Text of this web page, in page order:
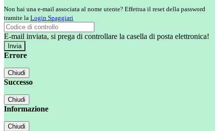
Non hai una e-mail associata al nome utente? Effettua il reset della password
tramite la Login Spaggiari
E-mail inviata, si prega di controllare la casella di posta elettronica!
Errore
Chiudi
Successo
Chiudi
Informazione
Chiudi